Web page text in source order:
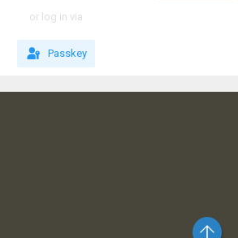
or log in via
Passkey